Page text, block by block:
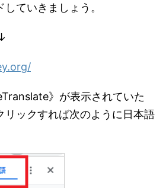
ていきましょう。
》が表示されていた
リックすれば次のように日本語